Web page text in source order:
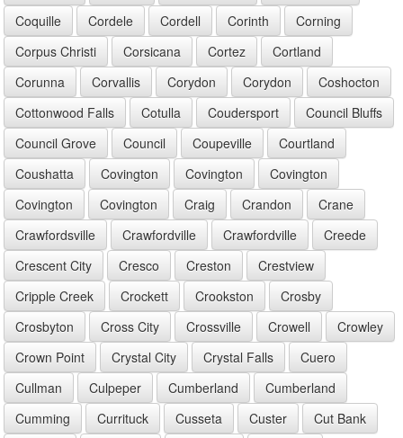
Coquille
Cordele Cordell Corinth
Corning
Corpus Christi
Corsicana Cortez
Cortland
Corunna
Corvallis Corydon Corydon
Coshocton
Cottonwood Falls
Cotulla Coudersport
Council Bluffs
Council Grove
Council Coupeville
Courtland
Coushatta
Covington Covington
Covington
Covington
Covington Craig Crandon
Crane
Crawfordsville
Crawfordville Crawfordville
Creede
Crescent City
Cresco Creston
Crestview
Cripple Creek
Crockett Crookston
Crosby
Crosbyton
Cross City Crossville Crowell
Crowley
Crown Point
Crystal City Crystal Falls
Cuero
Cullman
Culpeper Cumberland
Cumberland
Cumming
Currituck Cusseta Custer
Cut Bank